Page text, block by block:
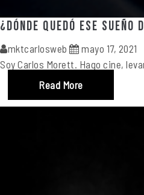
¿Dónde quedó ese sueño
mktcarlosweb
mayo 17, 2021
Soy Carlos Morett. Hago cine,
Read More